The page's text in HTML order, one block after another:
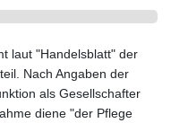
laut "Handelsblatt" der
Nach Angaben der
als Gesellschafter
diene "der Pflege